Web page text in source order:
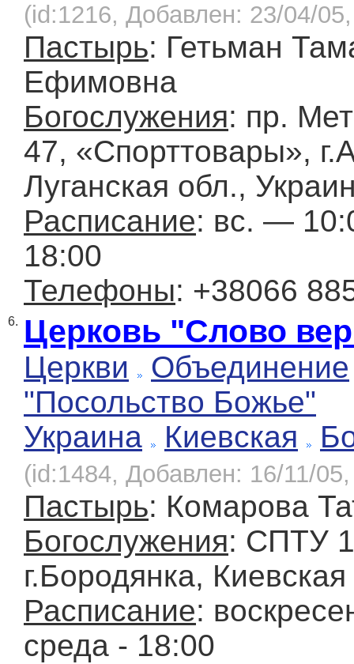
(id:1216, Добавлен: 23/04/
Пастырь: Гетьман
Ефимовна
Богослужения: пр.
47, «Спорттовары»,
Луганская обл.,
Расписание: вс. —
18:00
Телефоны: +38066
6. Церковь "Слово
Церкви
Объединение
"Посольство Божье"
Украина
Киевская
(id:1484, Добавлен: 16/11/
Пастырь: Комарова
Богослужения: СПТУ
г.Бородянка,
Расписание:
среда - 18:00